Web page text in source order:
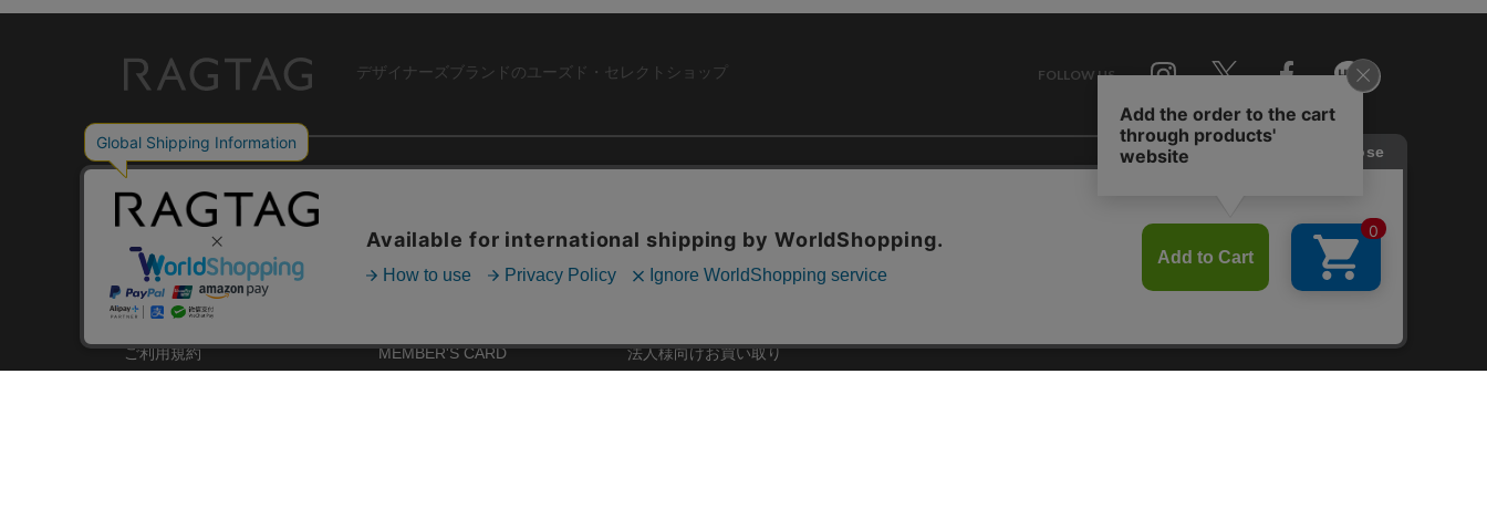
デザイナーズブランドのユーズド・セレクトショップ FOLLOW US
USER GUIDE
ご利用ガイド
レビュー
RAGTAGについて
ご利用規約
MEMBER'S CARD
コーポレートサイト
会社概要
法人様向けお買い取り
RAGTAG MEMBER'S CARD